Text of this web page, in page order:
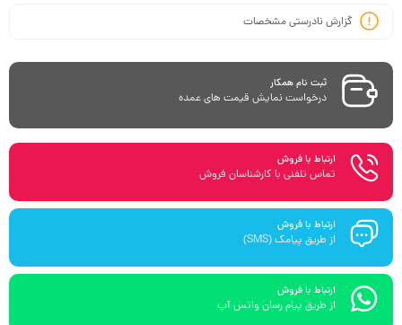
گزارش نادرستی مشخصات
ثبت نام همکار
درخواست نمایش قیمت های عمده
ارتباط با فروش
تماس تلفنی با کارشناسان فروش
ارتباط با فروش
از طریق پیامک (SMS)
ارتباط با فروش
از طریق پیام رسان واتس آپ